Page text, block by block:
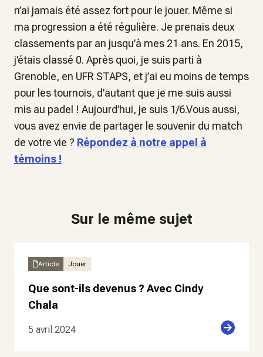
n’ai jamais été assez fort pour le jouer. Même si
ma progression a été régulière. Je prenais deux
classements par an jusqu’à mes 21 ans. En 2015,
j’étais classé 0. Après quoi, je suis parti à
Grenoble, en UFR STAPS, et j’ai eu moins de temps
pour les tournois, d’autant que je me suis aussi
mis au padel ! Aujourd’hui, je suis 1/6.Vous aussi,
vous avez envie de partager le souvenir du match
de votre vie ? Répondez à notre appel à
témoins !
Sur le même sujet
Article Jouer
Que sont-ils devenus ? Avec Cindy
Chala
5 avril 2024